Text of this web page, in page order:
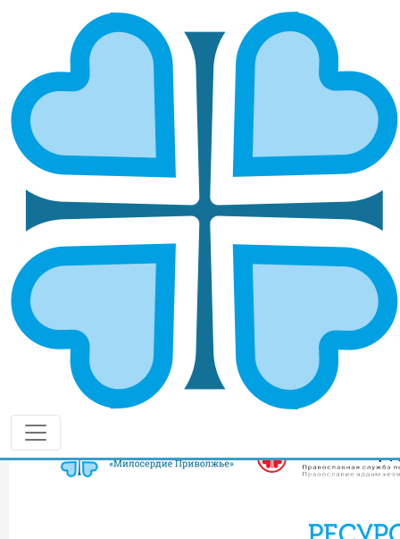
РЕСУРСНЫЙ ЦЕНТР
Документы
Реквизиты
Контакты
Отчетность
Подписаться